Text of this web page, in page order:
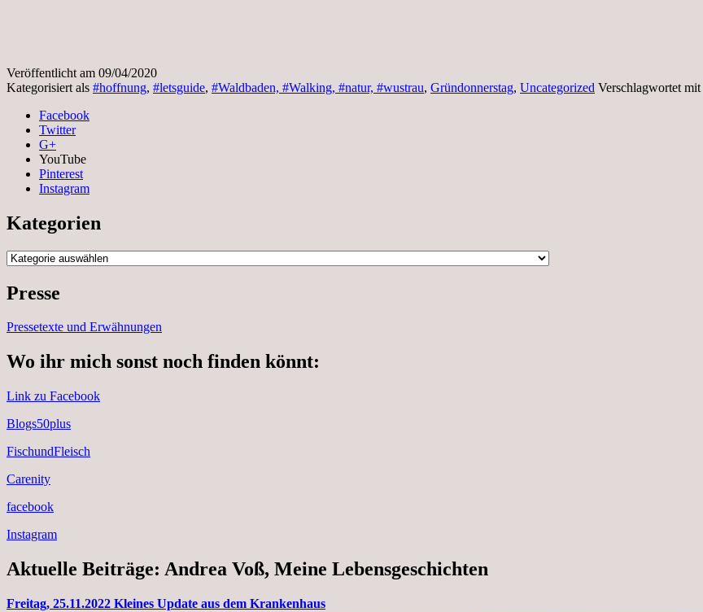
Veröffentlicht am 09/04/2020
Kategorisiert als #hoffnung, #letsguide, #Waldbaden, #Walking, #natur, #wustrau, Gründonnerstag, Uncategorized Verschlagwortet mit
Facebook
Twitter
G+
YouTube
Pinterest
Instagram
Kategorien
Kategorien
Presse
Pressetexte und Erwähnungen
Wo ihr mich sonst noch finden könnt:
Link zu Facebook
Blogs50plus
FischundFleisch
Carenity
facebook
Instagram
Aktuelle Beiträge: Andrea Voß, Meine Lebensgeschichten
Freitag, 25.11.2022 Kleines Update aus dem Krankenhaus